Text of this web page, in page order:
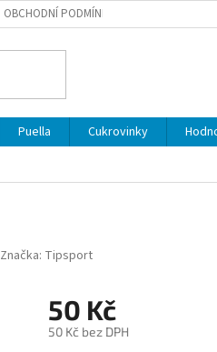
OBCHODNÍ PODMÍNKY
Puella Cukrovinky
Značka: Tipsport
50 Kč
50 Kč bez DPH